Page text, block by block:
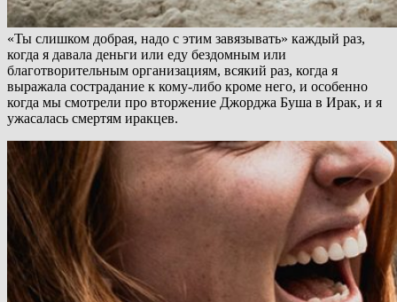
«Ты слишком добрая, надо с этим завязывать» каждый раз,
когда я давала деньги или еду бездомным или
благотворительным организациям, всякий раз, когда я
выражала сострадание к кому-либо кроме него, и особенно
когда мы смотрели про вторжение Джорджа Буша в Ирак, и я
ужасалась смертям иракцев.